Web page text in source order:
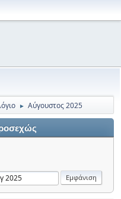
► Αύγουστος 2025